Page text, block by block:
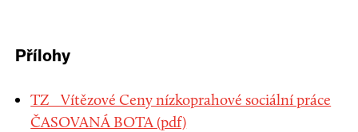
Přílohy
TZ_ Vítězové Ceny nízkoprahové sociální práce
ČASOVANÁ BOTA (pdf)